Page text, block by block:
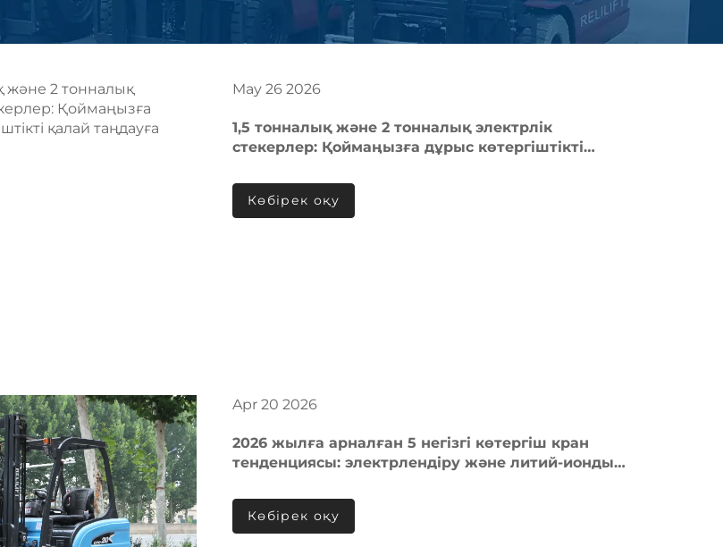
May 26 2026
1,5 тонналық және 2 тонналық электрлік
стекерлер: Қоймаңызға дұрыс көтергіштікті
Көбірек оқу
Apr 20 2026
2026 жылға арналған 5 негізгі көтергіш кран
тенденциясы: электрлендіру және литий-ионды
Көбірек оқу